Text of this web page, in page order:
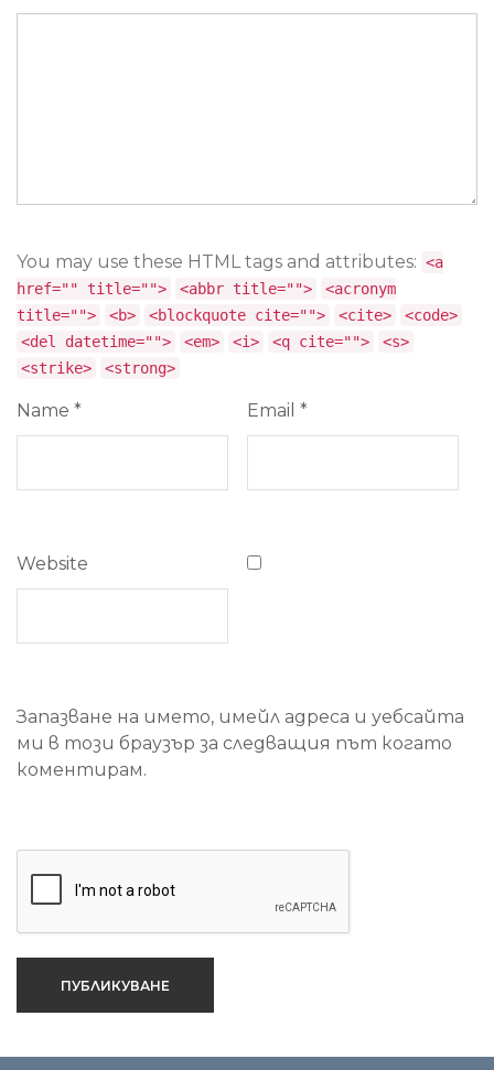
You may use these HTML tags and attributes: <a
href="" title="">
<abbr title="">
<acronym
title="">
<b> <blockquote cite=""> <cite>
<code>
<del datetime="">
<em> <i> <q cite="">
<s>
<strike>
<strong>
Name * Email *
Website
Запазване на името, имейл адреса и уебсайта
ми в този браузър за следващия път когато
коментирам.